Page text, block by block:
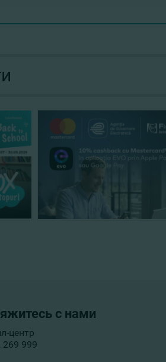
с нами
центр
269 999